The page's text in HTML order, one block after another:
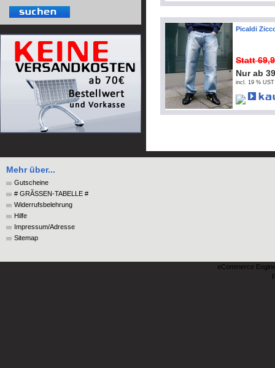
Picaldi
Statt
Nur ab
incl. 19 %
Mehr über...
Gutscheine
# GRÃSSEN-TABELLE #
Widerrufsbelehrung
Hilfe
Impressum/Adresse
Sitemap
eCommerce